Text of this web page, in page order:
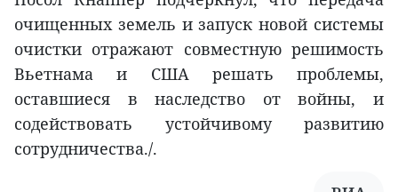
очищенных земель и запуск новой системы
очистки отражают совместную решимость
Вьетнама и США решать проблемы,
оставшиеся в наследство от войны, и
содействовать устойчивому развитию
сотрудничества./.